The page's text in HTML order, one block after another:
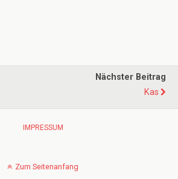
Nächster Beitrag
Kas
IMPRESSUM
Zum Seitenanfang